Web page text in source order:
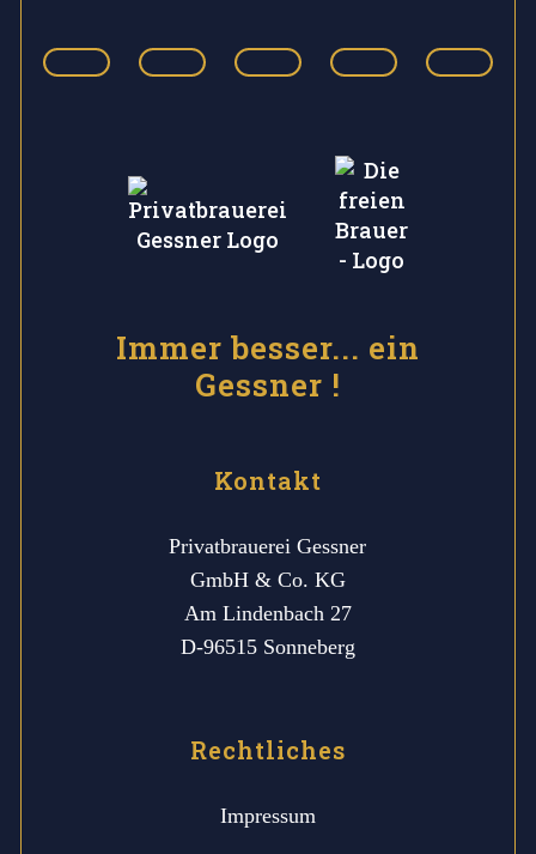
Immer besser... ein
Gessner !
Kontakt
Privatbrauerei Gessner
GmbH & Co. KG
Am Lindenbach 27
D-96515 Sonneberg
Rechtliches
Impressum